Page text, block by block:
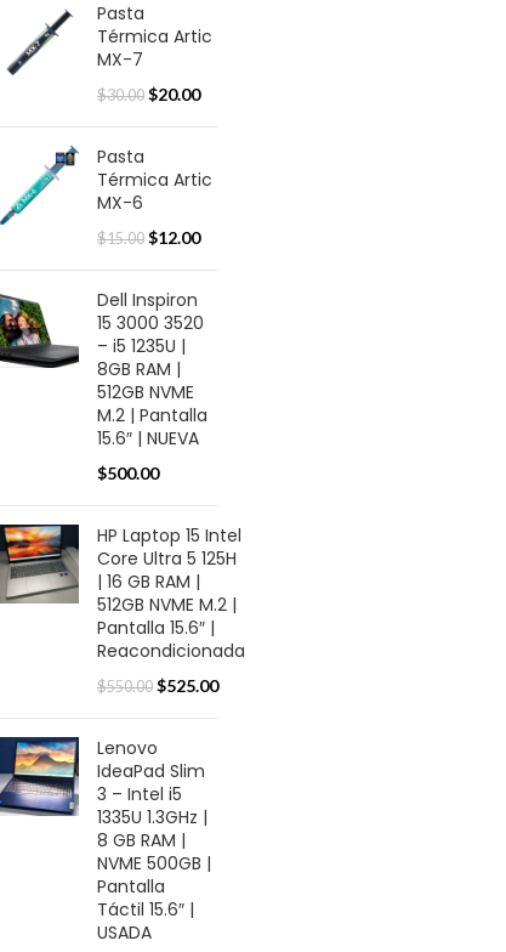
Pasta
Térmica Artic
MX-7
$30.00 $20.00
Pasta
Térmica Artic
MX-6
$15.00 $12.00
Dell Inspiron
15 3000 3520
– i5 1235U |
8GB RAM |
512GB NVME
M.2 | Pantalla
15.6″ | NUEVA
$500.00
HP Laptop 15 Intel
Core Ultra 5 125H
| 16 GB RAM |
512GB NVME M.2 |
Pantalla 15.6″ |
Reacondicionada
$550.00 $525.00
Lenovo
IdeaPad Slim
3 – Intel i5
1335U 1.3GHz |
8 GB RAM |
NVME 500GB |
Pantalla
Táctil 15.6″ |
USADA